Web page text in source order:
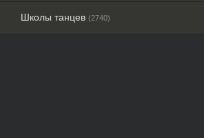
Школы танцев (2740)